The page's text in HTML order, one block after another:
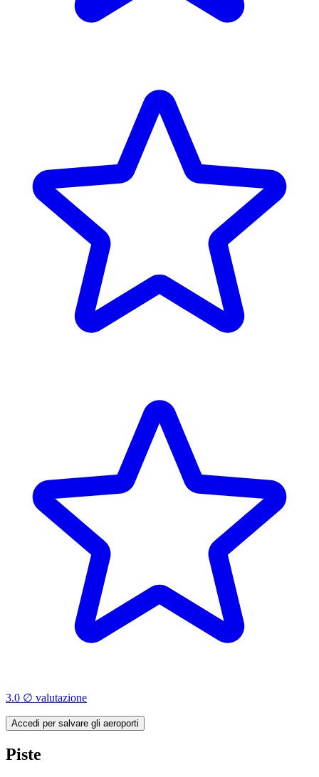
3.0 ∅ valutazione
Accedi per salvare gli aeroporti
Piste